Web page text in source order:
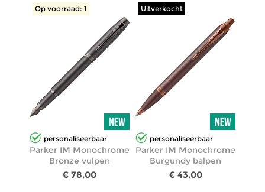
personaliseerbaar
Op voorraad: 1
Parker IM Monochrome
Bronze vulpen
€ 78,00
personaliseerbaar
Uitverkocht
Parker IM Monochrome
Burgundy balpen
€ 43,00